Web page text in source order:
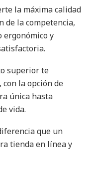
la máxima calidad
de la competencia,
ergonómico y
superior te
la opción de
única hasta
vida.
que un
tienda en línea y